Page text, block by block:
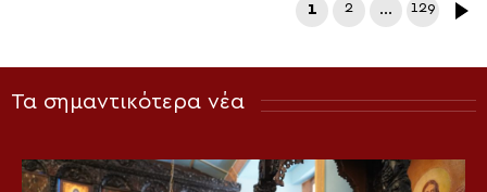
1 2 … 129
Τα σημαντικότερα νέα